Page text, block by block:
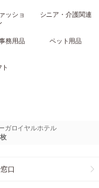
ッショ
シニア・介護関連
務用品 ペット用品
ト
ガロイヤルホテル
口